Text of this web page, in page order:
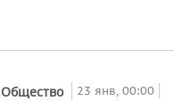
Общество 23 янв, 00:00